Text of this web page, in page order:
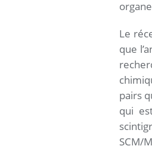
Le
que
pairs
qui
SCM/